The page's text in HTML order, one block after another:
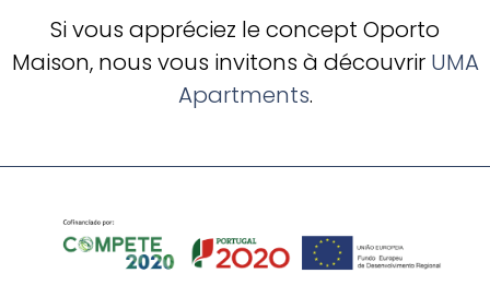
Si vous appréciez le concept Oporto
Maison, nous vous invitons à découvrir UMA
Apartments.